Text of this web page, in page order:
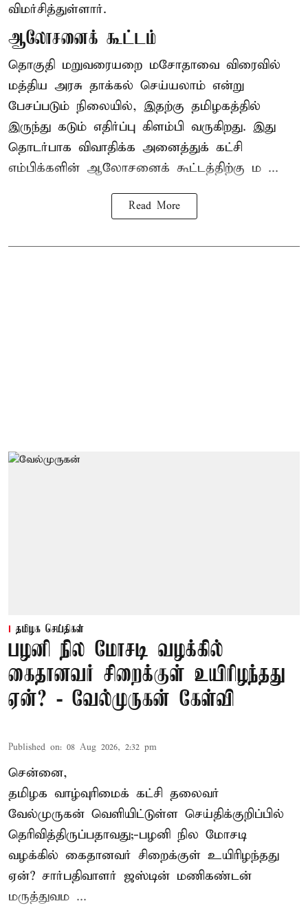
விமர்சித்துள்ளார்.
ஆலோசனைக் கூட்டம்
தொகுதி மறுவரையறை மசோதாவை விரைவில்
மத்திய அரசு தாக்கல் செய்யலாம் என்று
பேசப்படும் நிலையில், இதற்கு தமிழகத்தில்
இருந்து கடும் எதிர்ப்பு கிளம்பி வருகிறது. இது
தொடர்பாக விவாதிக்க அனைத்துக் கட்சி
எம்பிக்களின் ஆலோசனைக் கூட்டத்திற்கு ம ...
Read More
தமிழக செய்திகள்
பழனி நில மோசடி வழக்கில்
கைதானவர் சிறைக்குள் உயிரிழந்தது
ஏன்? - வேல்முருகன் கேள்வி
Published on: 08 Aug 2026, 2:32 pm
சென்னை,
தமிழக வாழ்வுரிமைக் கட்சி தலைவர்
வேல்முருகன் வெளியிட்டுள்ள செய்திக்குறிப்பில்
தெரிவித்திருப்பதாவது;-பழனி நில மோசடி
வழக்கில் கைதானவர் சிறைக்குள் உயிரிழந்தது
ஏன்? சார்பதிவாளர் ஜஸ்டின் மணிகண்டன்
மருத்துவம ...